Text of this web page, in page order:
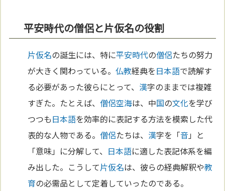
平安時代の僧侶と片仮名の役割
片仮名の誕生には、特に平安時代の僧侶たちの努力
が大きく関わっている。仏教経典を日本語で読解す
る必要があった彼らにとって、 漢字のままでは複雑
すぎた。たとえば、僧侶空海は、中国の文化を学び
つつも日本語を効率的に表記する方法を模索した代
表的な人物である。僧侶たちは、 漢字を「音」と
「意味」に分解して、 日本語に適した表記体系を編
み出した。こうして片仮名は、彼らの経典解釈や教
育の必需品として定着していったのである。